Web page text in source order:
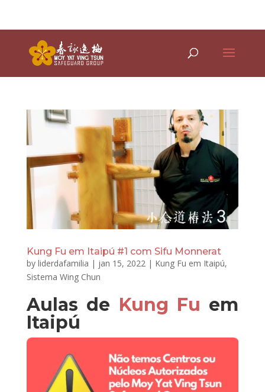
Kung Fu em Itaipú #1 com Sifu Monnerat
by liderdafamilia | jan 15, 2022 | Kung Fu em Itaipú,
Sistema Wing Chun
Aulas de Kung Fu em
Itaipú